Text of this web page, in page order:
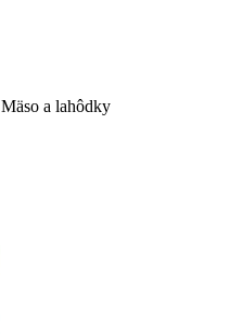
Mäso a lahôdky